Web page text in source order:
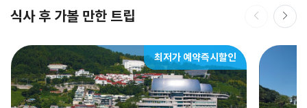
식사 후 가볼 만한 트립
최저가 예약즉시할인